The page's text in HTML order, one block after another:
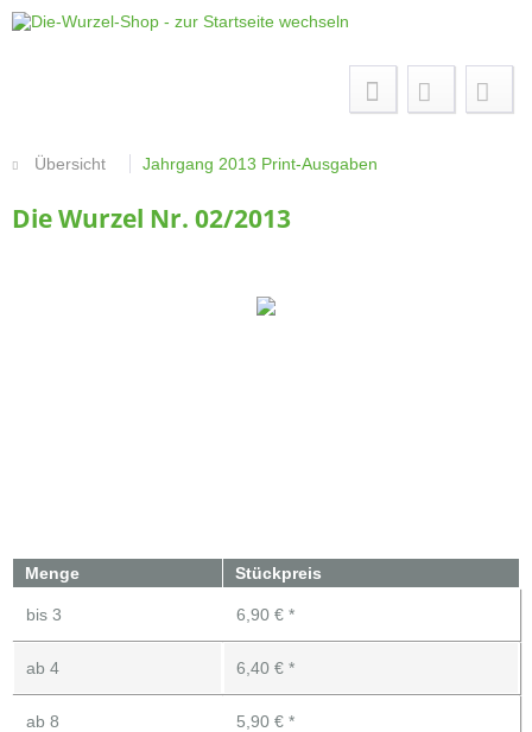
Übersicht Jahrgang 2013 Print-Ausgaben
Die Wurzel Nr. 02/2013
Menge Stückpreis
bis 3 6,90 € *
ab 4 6,40 € *
ab 8 5,90 € *